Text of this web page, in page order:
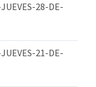
28-DE-
21-DE-